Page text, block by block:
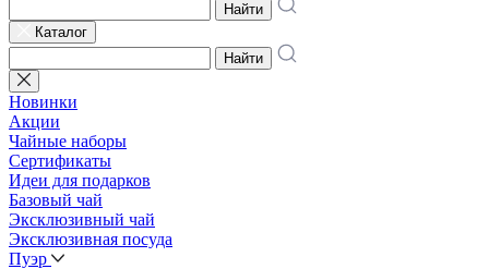
Найти
Каталог
Найти
Новинки
Акции
Чайные наборы
Сертификаты
Идеи для подарков
Базовый чай
Эксклюзивный чай
Эксклюзивная посуда
Пуэр